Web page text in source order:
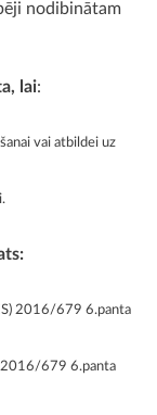
nodibinātam
lai:
vai atbildei uz
2016/679 6.panta
2016/679 6.panta